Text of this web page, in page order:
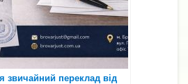
звичайний переклад від